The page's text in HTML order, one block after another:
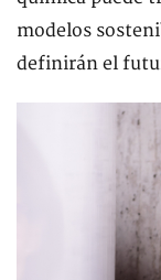
modelos
definirán el